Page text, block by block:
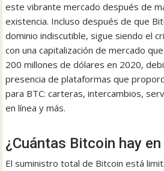
este vibrante mercado después de
existencia. Incluso después de que
dominio indiscutible, sigue siendo el
con una capitalización de mercado
200 millones de dólares en 2020,
presencia de plataformas que
para BTC: carteras, intercambios,
en línea y más.
¿Cuántas Bitcoin hay
El suministro total de Bitcoin está